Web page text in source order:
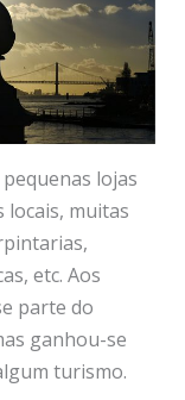
lojas
locais, muitas
etc. Aos
parte do
ganhou-se
turismo.